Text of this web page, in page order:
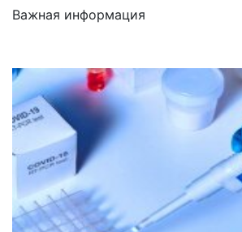
Важная информация